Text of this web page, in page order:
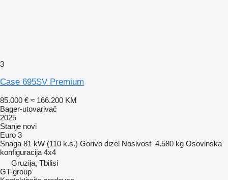
3
Case 695SV Premium
85.000 € ≈ 166.200 KM
Bager-utovarivač
2025
Stanje novi
Euro 3
Snaga 81 kW (110 k.s.) Gorivo dizel Nosivost 4.580 kg Osovinska
konfiguracija 4x4
Gruzija, Tbilisi
GT-group